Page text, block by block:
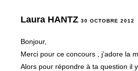
Laura HANTZ30 OCTOBRE 2012
Bonjour,
Merci pour ce concours , j’adore la
Alors pour répondre à ta question il